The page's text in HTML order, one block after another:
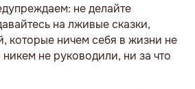
не делайте
на лживые сказки,
которые ничем себя в жизни не
не руководили, ни за что